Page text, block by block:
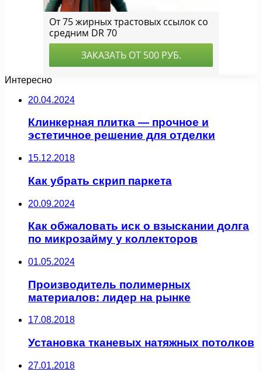
Интересно
20.04.2024
Клинкерная плитка — прочное и
эстетичное решение для отделки
15.12.2018
Как убрать скрип паркета
20.09.2024
Как обжаловать иск о взыскании долга
по микрозайму у коллекторов
01.05.2024
Производитель полимерных
материалов: лидер на рынке
17.08.2018
Установка тканевых натяжных потолков
27.01.2018